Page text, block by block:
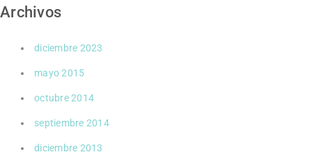
Archivos
diciembre 2023
mayo 2015
octubre 2014
septiembre 2014
diciembre 2013